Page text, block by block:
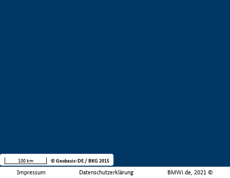
Impressum Datenschutzerklärung BMWi.de, 2021 ©
100 km © Geobasis-DE / BKG 2015